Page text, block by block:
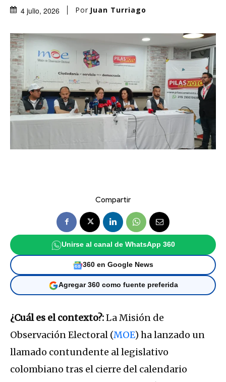
4 julio, 2026 Por Juan Turriago
Compartir
Unirse al canal de WhatsApp 360
360 en Google News
Agregar 360 como fuente preferida
¿Cuál es el contexto?:La Misión de
Observación Electoral (MOE) ha lanzado un
llamado contundente al legislativo
colombiano tras el cierre del calendario